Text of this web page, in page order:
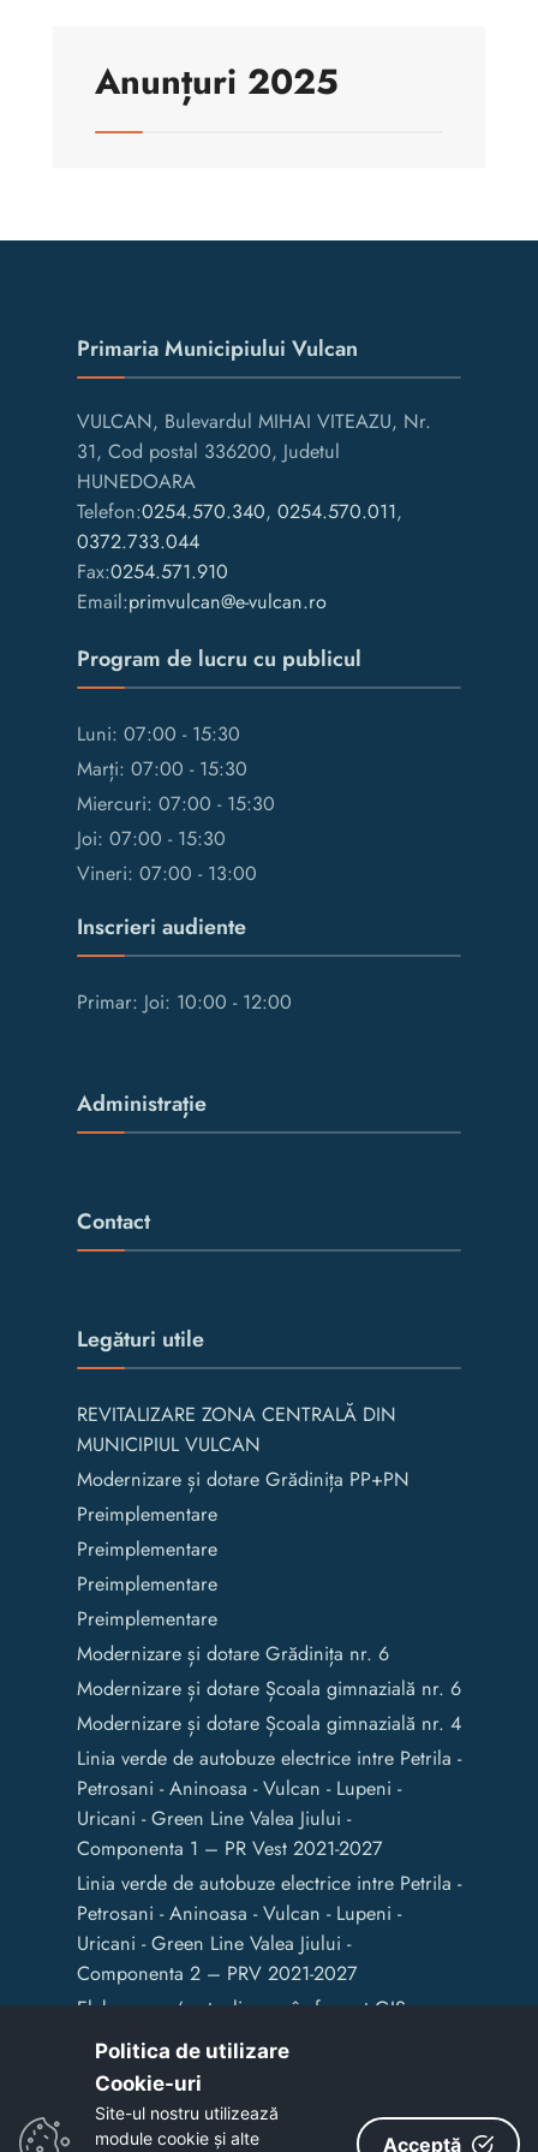
Anunțuri 2025
Primaria Municipiului Vulcan
VULCAN, Bulevardul MIHAI VITEAZU, Nr.
31, Cod postal 336200, Judetul
HUNEDOARA
Telefon:0254.570.340, 0254.570.011,
0372.733.044
Fax:0254.571.910
Email:primvulcan@e-vulcan.ro
Program de lucru cu publicul
Luni: 07:00 - 15:30
Marți: 07:00 - 15:30
Miercuri: 07:00 - 15:30
Joi: 07:00 - 15:30
Vineri: 07:00 - 13:00
Inscrieri audiente
Primar: Joi: 10:00 - 12:00
Administrație
Contact
Legături utile
REVITALIZARE ZONA CENTRALĂ DIN
MUNICIPIUL VULCAN
Modernizare și dotare Grădinița PP+PN
Preimplementare
Preimplementare
Preimplementare
Preimplementare
Modernizare și dotare Grădinița nr. 6
Modernizare și dotare Școala gimnazială nr. 6
Modernizare și dotare Școala gimnazială nr. 4
Linia verde de autobuze electrice intre Petrila -
Petrosani - Aninoasa - Vulcan - Lupeni -
Uricani - Green Line Valea Jiului -
Componenta 1 – PR Vest 2021-2027
Linia verde de autobuze electrice intre Petrila -
Petrosani - Aninoasa - Vulcan - Lupeni -
Uricani - Green Line Valea Jiului -
Componenta 2 – PRV 2021-2027
Elaborarea / actualizarea în format GIS a
documentelor de amenajare a teritoriului și
de planificare urbană a Municipiului Vulcan
Copyright © 2020 - Primaria Municipiului Vulcan
Politica de utilizare
Cookie-uri‎
Site-ul nostru utilizează
module cookie și alte
Acceptă